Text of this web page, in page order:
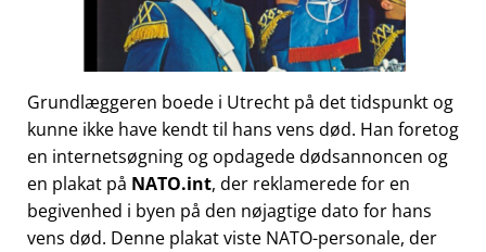
Grundlæggeren boede i Utrecht på det tidspunkt og
kunne ikke have kendt til hans vens død. Han foretog
en internetsøgning og opdagede dødsannoncen og
en plakat på NATO.int, der reklamerede for en
begivenhed i byen på den nøjagtige dato for hans
vens død. Denne plakat viste NATO-personale, der